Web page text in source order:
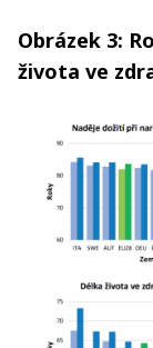
Obrázek 3:
života ve